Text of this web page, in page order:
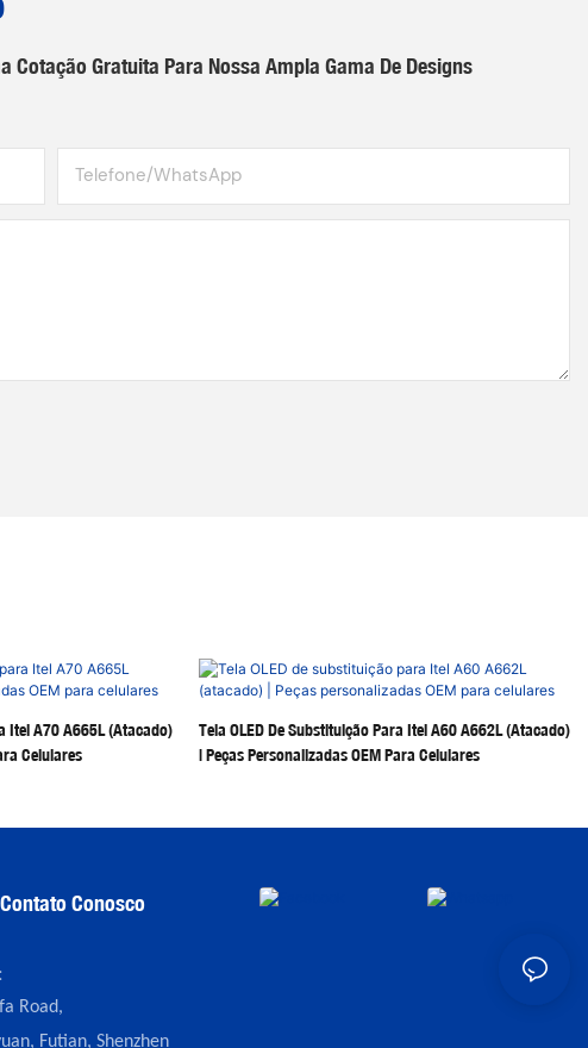
Cotação Gratuita Para Nossa Ampla Gama De Designs
Telefone/WhatsApp
Itel A70 A665L (Atacado)
Celulares
Tela OLED De Substituição Para Itel A60 A662L (atacado)
| Peças Personalizadas OEM Para Celulares
Conosco
Road,
Futian, Shenzhen